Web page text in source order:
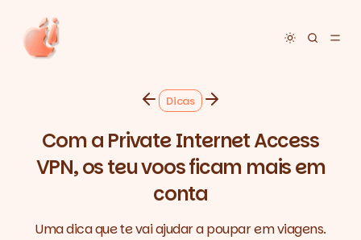
Toggle
Dicas
Com a Private Internet Access
VPN, os teu voos ficam mais em
conta
Uma dica que te vai ajudar a poupar em viagens.